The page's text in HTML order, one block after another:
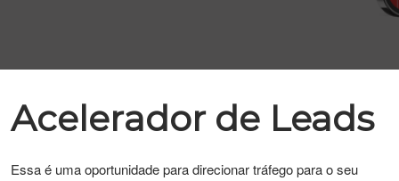
Acelerador de Leads
Essa é uma oportunidade para direcionar tráfego para o seu